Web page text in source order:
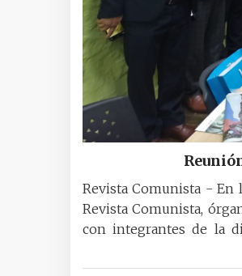
Revista Comunista - En
Revista Comunista,
con integrantes de la